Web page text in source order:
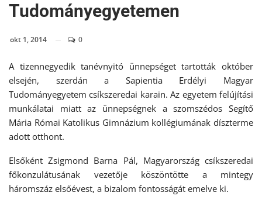
Tudományegyetemen
okt 1, 2014 0
A tizennegyedik tanévnyitó ünnepséget tartották október
elsején, szerdán a Sapientia Erdélyi Magyar
Tudományegyetem csíkszeredai karain. Az egyetem felújítási
munkálatai miatt az ünnepségnek a szomszédos Segítő
Mária Római Katolikus Gimnázium kollégiumának díszterme
adott otthont.
Elsőként Zsigmond Barna Pál, Magyarország csíkszeredai
főkonzulátusának vezetője köszöntötte a mintegy
háromszáz elsőévest, a bizalom fontosságát emelve ki.